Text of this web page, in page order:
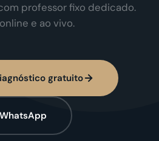
professor fixo dedicado.
e ao vivo.
gratuito
WhatsApp